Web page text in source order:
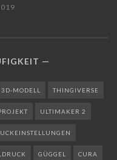
3D-MODELL THINGIVERSE
ULTIMAKER 2
GÜGGEL CURA